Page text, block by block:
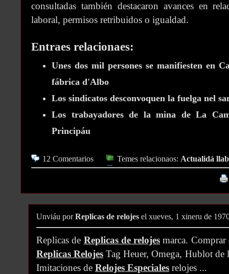
consultadas también destacaron avances en
laboral, permisos retribuidos o igualdad.
Entraes relacionaes:
Unes dos mil persones se manifiesten en
fábrica d'Albo
Los sindicatos desconvoquen la fuelga nel
Los trabayadores de la mina de La
Principáu
12 Comentarios Temes relacionaos: Actualidá
Unviáu porReplicas de relojes el xueves, 1 xineru de
Replicas de Replicas de relojes marca. Comprar
Replicas Relojes Tag Heuer, Omega, Hublot de
Imitaciones de Relojes Especiales relojes ...